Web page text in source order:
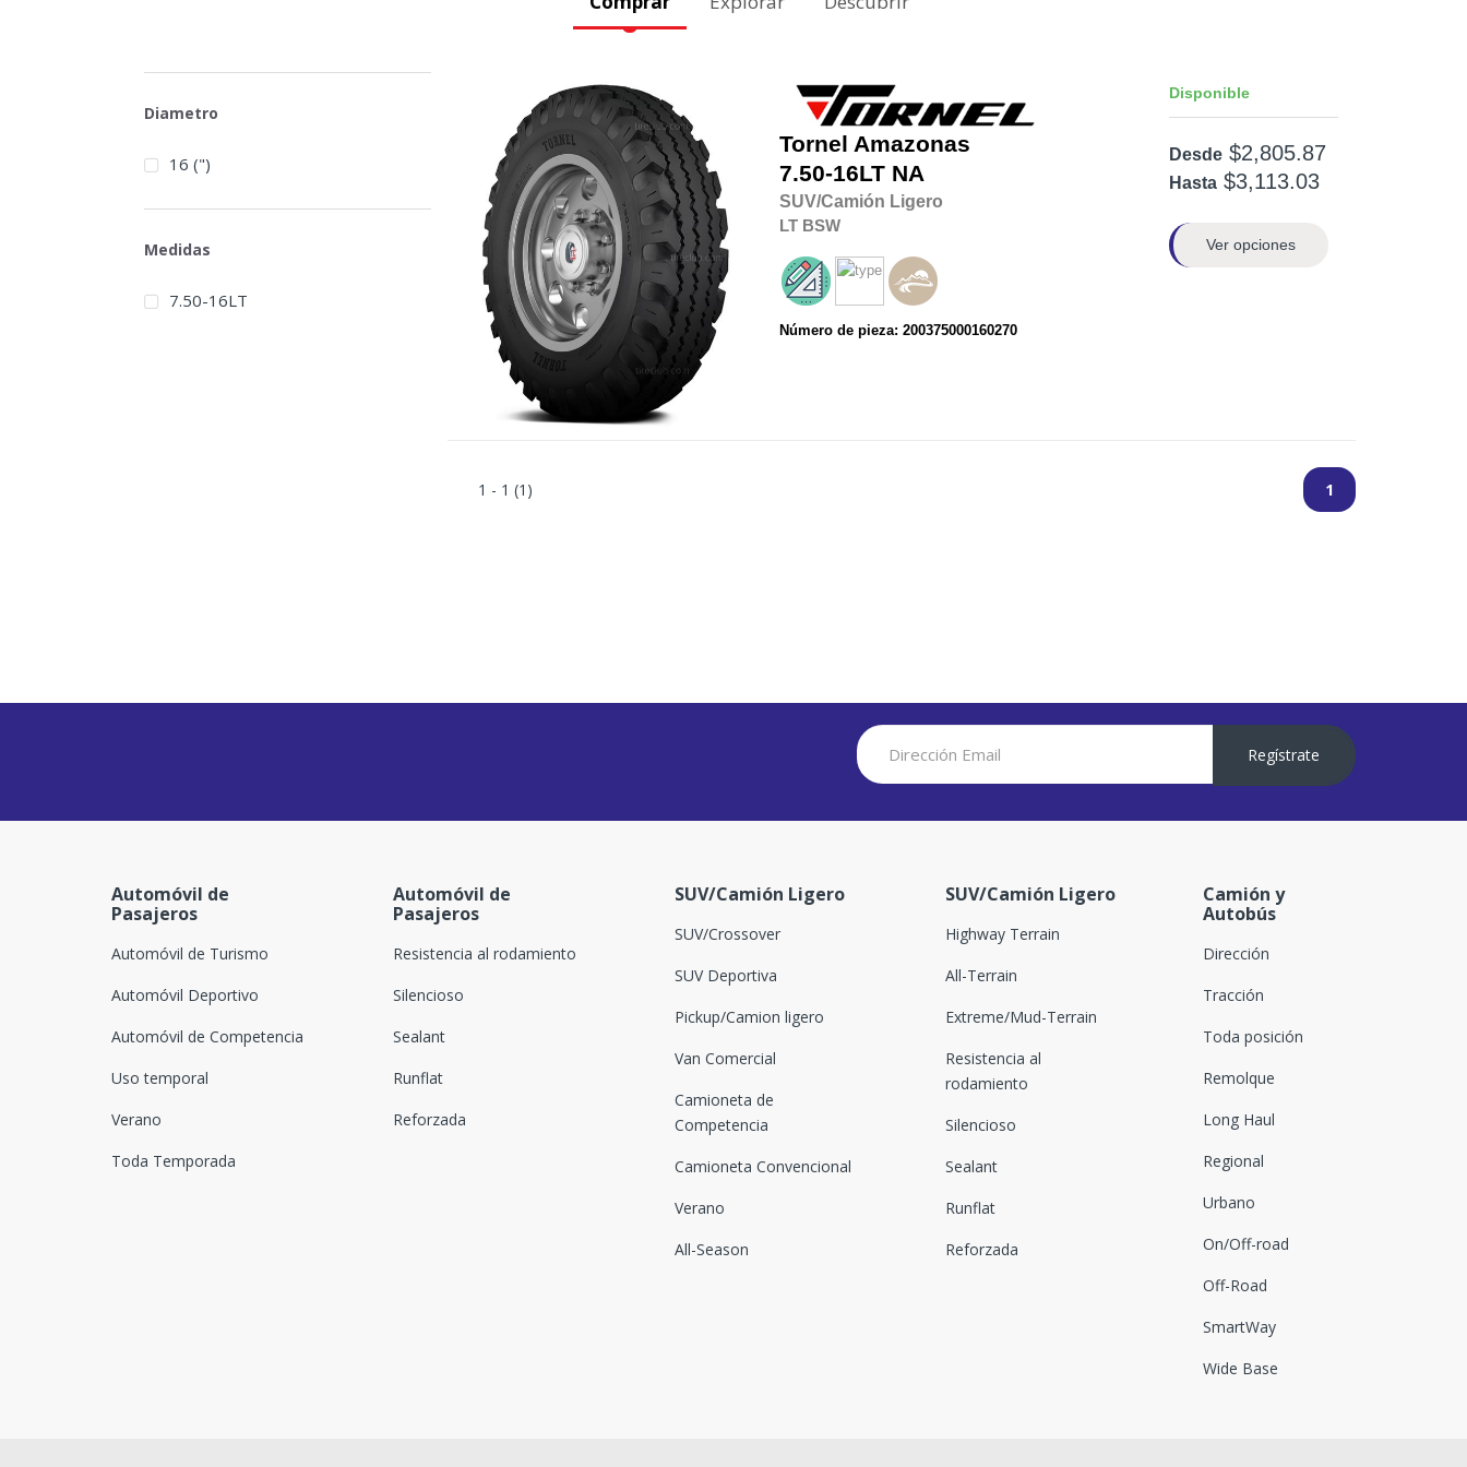
Tornel Amazonas
7.50-16LTNA
SUV/Camión Ligero
LT BSW
Número de pieza: 200375000160270
Disponible
Desde $2,805.87
Hasta $3,113.03
Ver opciones
1 - 1 (1) 1
Diametro
16 (")
Medidas
7.50-16LT
Regístrate
Automóvil de
Pasajeros
Automóvil de Turismo
Automóvil Deportivo
Automóvil de Competencia
Uso temporal
Verano
Toda Temporada
Automóvil de
Pasajeros
Resistencia al rodamiento
Silencioso
Sealant
Runflat
Reforzada
SUV/Camión Ligero
SUV/Crossover
SUV Deportiva
Pickup/Camion ligero
Van Comercial
Camioneta de
Competencia
Camioneta Convencional
Verano
All-Season
SUV/Camión Ligero
Highway Terrain
All-Terrain
Extreme/Mud-Terrain
Resistencia al
rodamiento
Silencioso
Sealant
Runflat
Reforzada
Camión y
Autobús
Dirección
Tracción
Toda posición
Remolque
Long Haul
Regional
Urbano
On/Off-road
Off-Road
SmartWay
Wide Base